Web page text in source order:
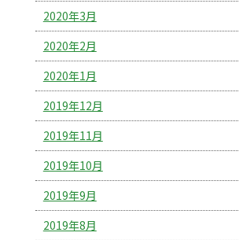
2020年3月
2020年2月
2020年1月
2019年12月
2019年11月
2019年10月
2019年9月
2019年8月